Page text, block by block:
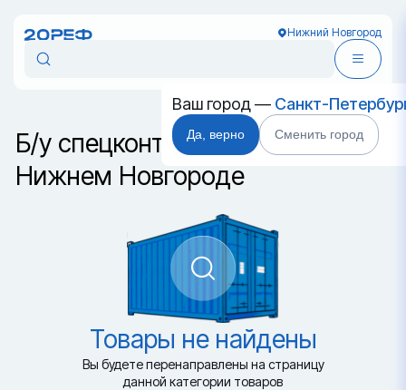
Нижний Новгород
Ваш город — Санкт-
Да, верно Сменить город
Б/у спецконтейнер HC в
Нижнем Новгороде
Товары не найдены
Вы будете перенаправлены на страницу
данной категории товаров